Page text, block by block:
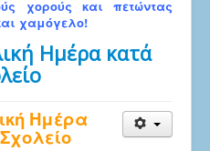
χορούς και πετώντας
χαμόγελο!
Ημέρα κατά
Ημέρα